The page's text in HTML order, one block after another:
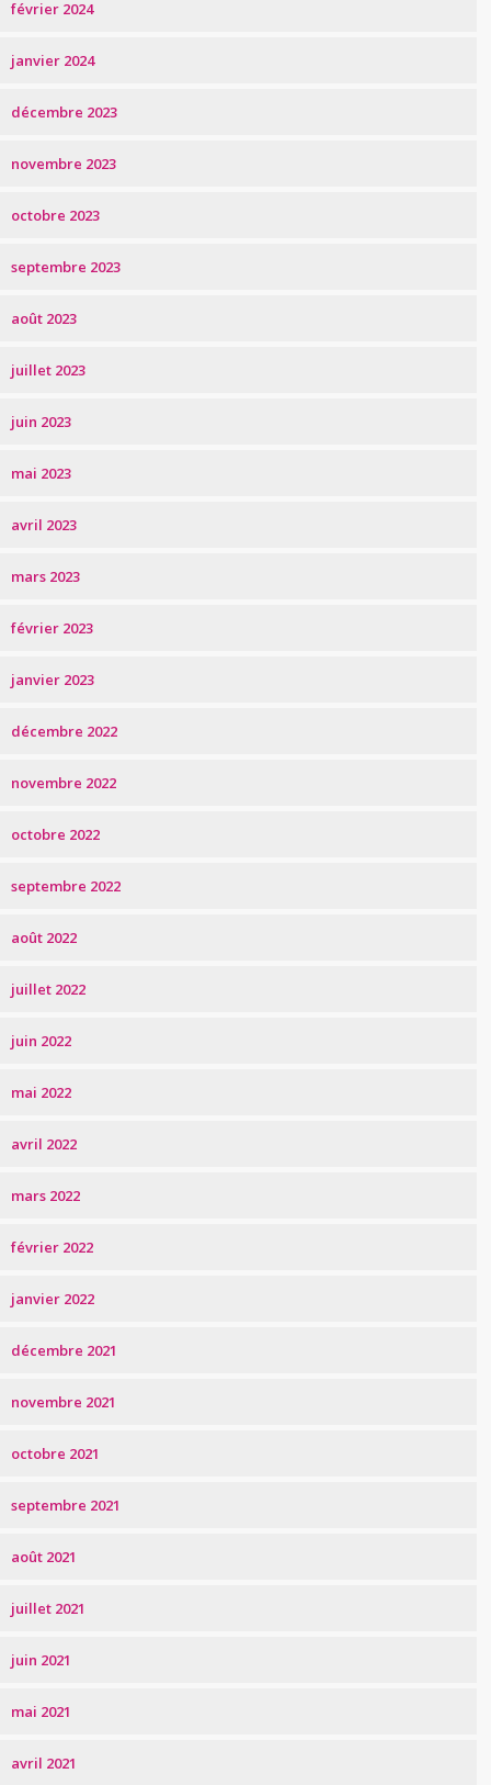
février 2024
janvier 2024
décembre 2023
novembre 2023
octobre 2023
septembre 2023
août 2023
juillet 2023
juin 2023
mai 2023
avril 2023
mars 2023
février 2023
janvier 2023
décembre 2022
novembre 2022
octobre 2022
septembre 2022
août 2022
juillet 2022
juin 2022
mai 2022
avril 2022
mars 2022
février 2022
janvier 2022
décembre 2021
novembre 2021
octobre 2021
septembre 2021
août 2021
juillet 2021
juin 2021
mai 2021
avril 2021